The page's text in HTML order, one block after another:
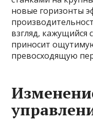
новые горизонты
взгляд,
приносит
превосходящую